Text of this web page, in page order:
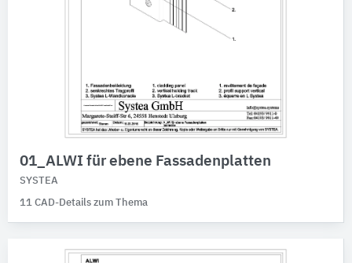
01_ALWI für ebene Fassadenplatten
SYSTEA
11 CAD-Details zum Thema